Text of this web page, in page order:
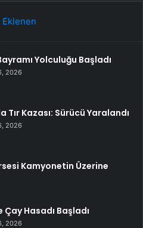
Eklenen
Yolculuğu Başladı
2026
Tır Kazası: Sürücü Yaralandı
2026
Kamyonetin Üzerine
Çay Hasadı Başladı
2026